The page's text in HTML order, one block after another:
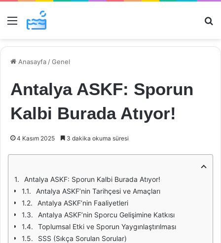
Menü
Anasayfa /Genel
Antalya ASKF: Sporun
Kalbi Burada Atıyor!
4 Kasım 2025 3 dakika okuma süresi
Antalya ASKF: Sporun Kalbi Burada Atıyor!
Antalya ASKF’nin Tarihçesi ve Amaçları
Antalya ASKF’nin Faaliyetleri
Antalya ASKF’nin Sporcu Gelişimine Katkısı
Toplumsal Etki ve Sporun Yaygınlaştırılması
SSS (Sıkça Sorulan Sorular)